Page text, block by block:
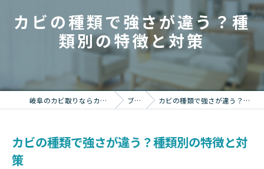
カビの種類で強さが違う？種
類別の特徴と対策
岐阜のカビ取りならカビバスターズ岐阜 ブログ カビの種類で強さが違う？種類別の特徴と対策
カビの種類で強さが違う？種類別の特徴と対
策